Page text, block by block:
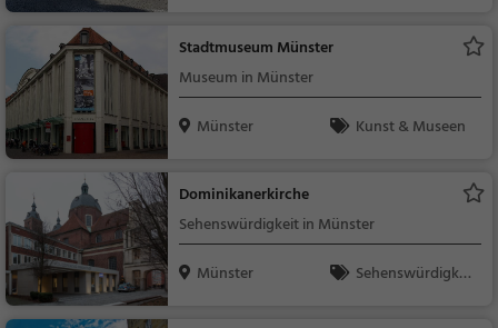
Stadtmuseum Münster
Museum in Münster
Münster
Kunst & Museen
Dominikanerkirche
Sehenswürdigkeit in Münster
Münster
Sehenswürdigkei